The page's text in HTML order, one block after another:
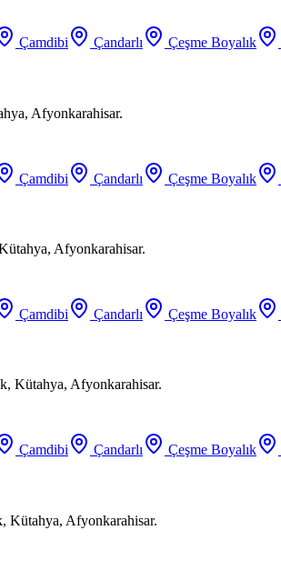
Çamdibi Çandarlı Çeşme Boyalık
Afyonkarahisar.
Çamdibi Çandarlı Çeşme Boyalık
Afyonkarahisar.
Çamdibi Çandarlı Çeşme Boyalık
Kütahya, Afyonkarahisar.
Çamdibi Çandarlı Çeşme Boyalık
Kütahya, Afyonkarahisar.